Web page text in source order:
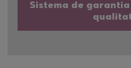
Sistema de